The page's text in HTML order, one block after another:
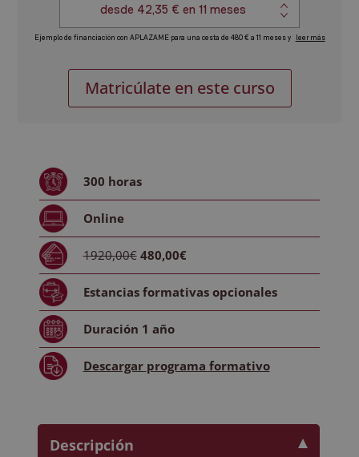
Certificación
Experto
Matricúlate en este curso
300 horas
Online
1920,00€ 480,00€
Estancias formativasopcionales
Duración 1 año
Descargar programa formativo
Descripción